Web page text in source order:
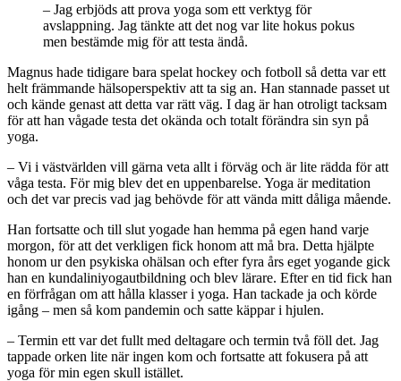
– Jag erbjöds att prova yoga som ett verktyg för
avslappning. Jag tänkte att det nog var lite hokus pokus
men bestämde mig för att testa ändå.
Magnus hade tidigare bara spelat hockey och fotboll så detta var ett
helt främmande hälsoperspektiv att ta sig an. Han stannade passet ut
och kände genast att detta var rätt väg. I dag är han otroligt tacksam
för att han vågade testa det okända och totalt förändra sin syn på
yoga.
– Vi i västvärlden vill gärna veta allt i förväg och är lite rädda för att
våga ­testa. För mig blev det en uppenbarelse. Yoga är meditation
och det var precis vad jag behövde för att vända mitt dåliga ­mående.
Han fortsatte och till slut yogade han hemma på egen hand varje
morgon, för att det verkligen fick honom att må bra. Detta hjälpte
honom ur den psykiska ohälsan och efter fyra års eget yogande gick
han en kundaliniyogautbildning och blev lärare. Efter en tid fick han
en förfrågan om att hålla klasser i yoga. Han tackade ja och körde
igång – men så kom pandemin och satte käppar i hjulen.
– Termin ett var det fullt med deltagare och termin två föll det. Jag
tappade orken lite när ingen kom och fortsatte att fokusera på att
yoga för min egen skull istället.